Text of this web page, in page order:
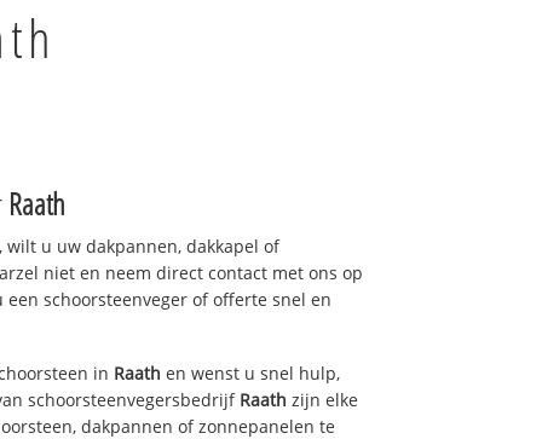
Raath
u uw dakpannen, dakkapel of
niet en neem direct contact met ons op
een schoorsteenveger of offerte snel en
in Raath en wenst u snel hulp,
schoorsteenvegersbedrijf Raath zijn elke
dakpannen of zonnepanelen te